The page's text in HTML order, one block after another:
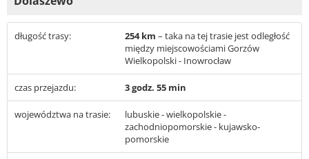
długość trasy: 254 km – taka na tej trasie jest odległość
między miejscowościami Gorzów
Wielkopolski - Inowrocław
czas przejazdu: 3 godz. 55 min
województwa na trasie:
lubuskie - wielkopolskie -
zachodniopomorskie - kujawsko-
pomorskie